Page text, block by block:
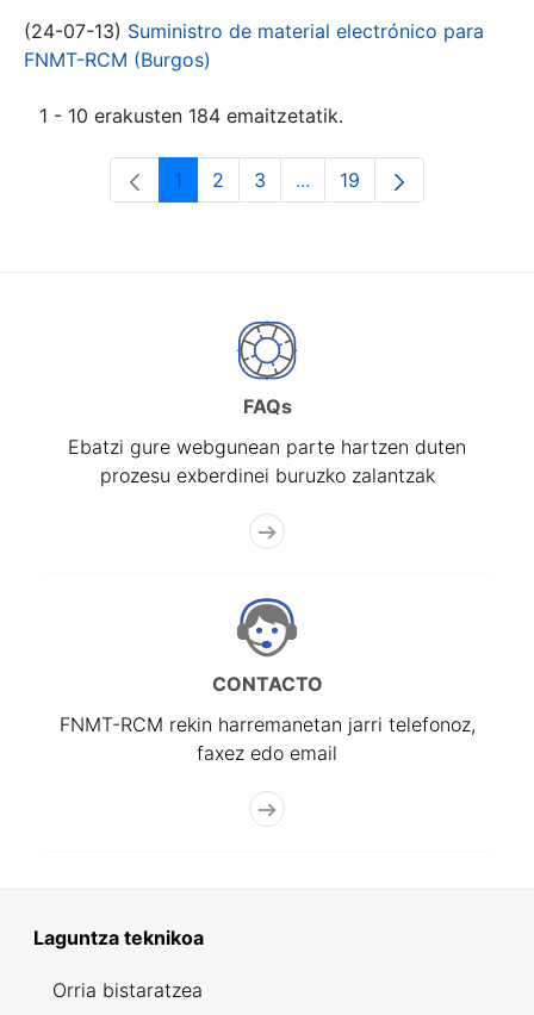
(24-07-13) Suministro de material electrónico para
FNMT-RCM (Burgos)
1 - 10 erakusten 184 emaitzetatik.
Orrialdea
1 Orrialdea
2 Orrialdea
3 ...Intermediate Pages Use
Orrialdea
19
FAQs
Ebatzi gure webgunean parte hartzen duten
prozesu exberdinei buruzko zalantzak
CONTACTO
FNMT-RCM rekin harremanetan jarri telefonoz,
faxez edo email
Laguntza teknikoa
Orria bistaratzea